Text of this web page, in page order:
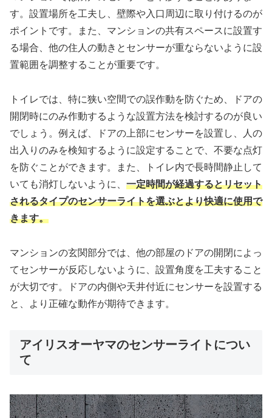
す。設置場所を工夫し、壁際や入口周辺に取り付けるのが
ポイントです。また、マンションの共有スペースに設置す
る場合、他の住人の動きとセンサーが重ならないように設
置範囲を調整することが重要です。
トイレでは、特に狭い空間での誤作動を防ぐため、ドアの
開閉時にのみ作動するような設置方法を検討するのが良い
でしょう。例えば、ドアの上部にセンサーを設置し、人の
出入りのみを検知するように設定することで、不要な点灯
を防ぐことができます。また、トイレ内で長時間静止して
いても消灯しないように、 一定時間が経過するとリセット
されるタイプのセンサーライトを選ぶとより快適に使用で
きます。
マンションの玄関部分では、他の部屋のドアの開閉によっ
てセンサーが反応しないように、設置角度を工夫すること
が大切です。ドアの内側や天井付近にセンサーを設置する
と、より正確な動作が期待できます。
アイリスオーヤマのセンサーライトについ
て